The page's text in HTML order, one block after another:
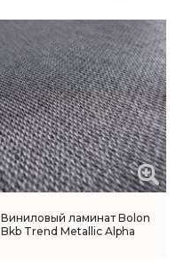
Виниловый ламинат Bolon
Bkb Trend Metallic Alpha